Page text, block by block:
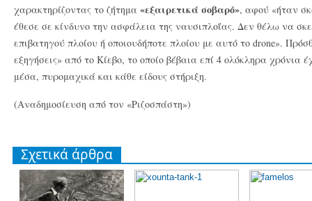
χαρακτηρίζοντας το ζήτημα «εξαιρετικά σοβαρό», αφού «ήταν
έθεσε σε κίνδυνο την ασφάλεια της ναυσιπλοΐας. Δεν θέλω να
επιβατηγού πλοίου ή οποιουδήποτε πλοίου με αυτό το drone».
εξηγήσεις» από το Κίεβο, το οποίο βέβαια επί 4 ολόκληρα χρόνια
μέσα, πυρομαχικά και κάθε είδους στήριξη.
(Αναδημοσίευση από τον «Ριζοσπάστη»)
Σχετικά άρθρα